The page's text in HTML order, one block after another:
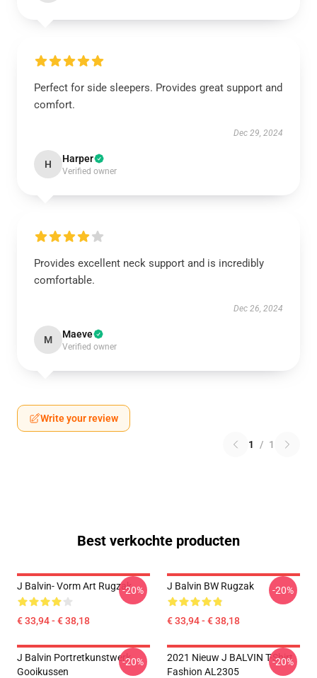
Perfect for side sleepers. Provides great support and
comfort.
Dec 29, 2024
H Harper
Verified owner
Provides excellent neck support and is incredibly
comfortable.
Dec 26, 2024
M Maeve
Verified owner
Write your review
1 / 1
Best verkochte producten
J Balvin- Vorm Art Rugzak
€ 33,94 - € 38,18
-20% J Balvin BW Rugzak
€ 33,94 - € 38,18
-20%
J Balvin Portretkunstwerk
Gooikussen
-20%
2021 Nieuw J BALVIN T-Shirt
Fashion AL2305
-20%